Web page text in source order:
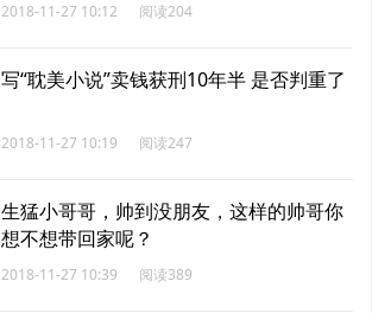
2018-11-27 10:12 阅读204
写“耽美小说”卖钱获刑10年半 是否判重了
2018-11-27 10:19 阅读247
生猛小哥哥，帅到没朋友，这样的帅哥你
想不想带回家呢？
2018-11-27 10:39 阅读389